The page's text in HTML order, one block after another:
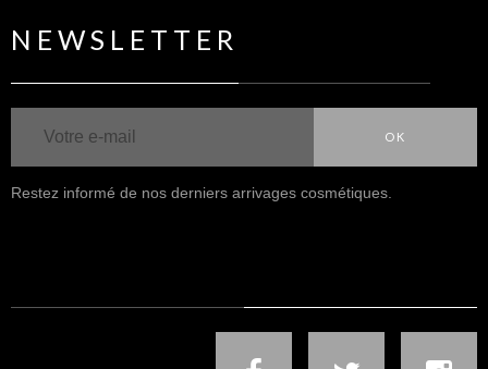
NEWSLETTER
OK
Restez informé de nos derniers arrivages cosmétiques.